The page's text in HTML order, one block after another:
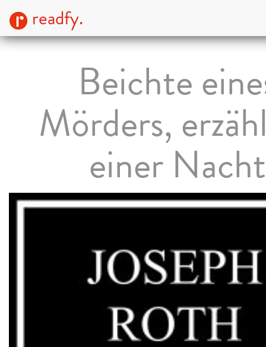
readfy.
Beichte
Mörders,
einer Nacht